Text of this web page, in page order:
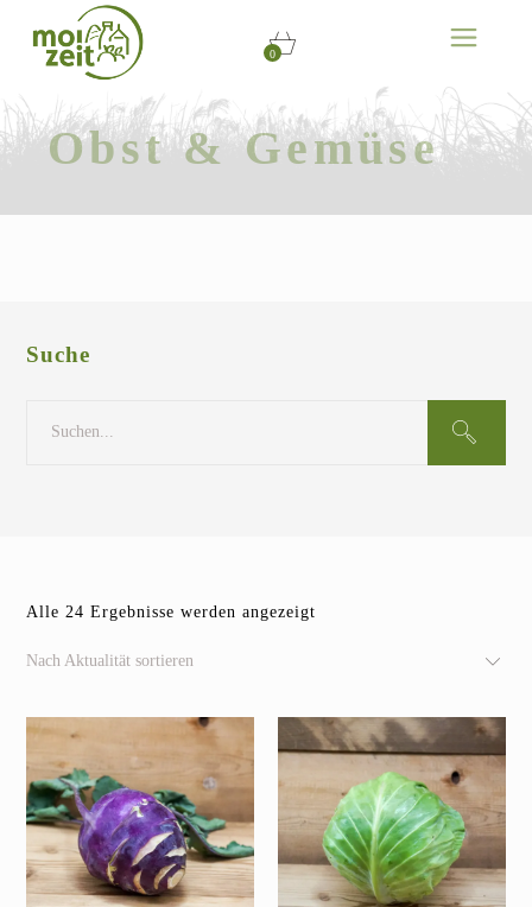
0
Obst & Gemüse
Alle 24 Ergebnisse werden angezeigt
Nach Aktualität sortieren
Suche
for: